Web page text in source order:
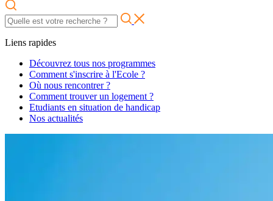
Liens rapides
Découvrez tous nos programmes
Comment s'inscrire à l'Ecole ?
Où nous rencontrer ?
Comment trouver un logement ?
Etudiants en situation de handicap
Nos actualités